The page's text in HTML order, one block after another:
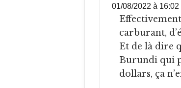
01/08/2022 à 16:02
Effectivement au Burundi il ya une grave penurie de
carburant,
Et de là dire
Burundi qui
dollars, ça